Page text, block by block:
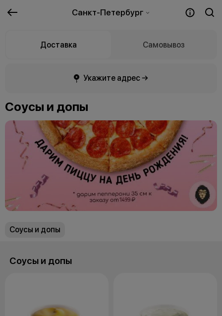
Санкт-Петербург
Доставка Самовывоз
Укажите адрес →
Соусы и допы
Соусы и допы
Соусы и допы